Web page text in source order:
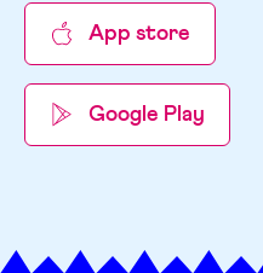
App store
Google Play